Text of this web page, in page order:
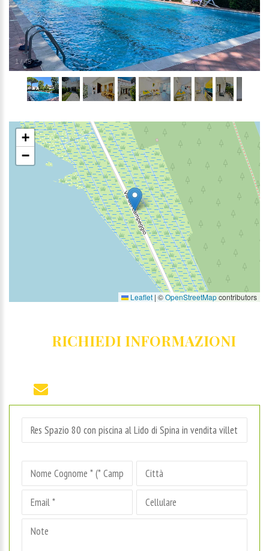
1/ 45
+
−
Leaflet | ©OpenStreetMapcontributors
RICHIEDI INFORMAZIONI